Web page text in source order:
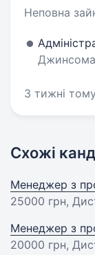
Неповна
3 тижні тому
Схожі
Менеджер з
25000 грн,
Менеджер з
20000 грн,